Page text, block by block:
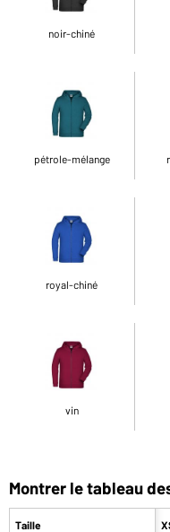
noir-chiné
pétrole-mélange
royal-chiné
vin
Montrer le tableau
Taille